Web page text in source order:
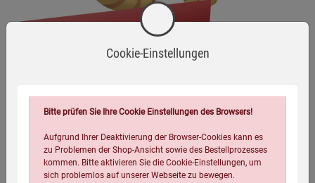
Cookie-Einstellungen
Bitte prüfen Sie Ihre Cookie Einstellungen des Browsers!
Aufgrund Ihrer Deaktivierung der Browser-Cookies kann es
zu Problemen der Shop-Ansicht sowie des Bestellprozesses
kommen. Bitte aktivieren Sie die Cookie-Einstellungen, um
sich problemlos auf unserer Webseite zu bewegen.